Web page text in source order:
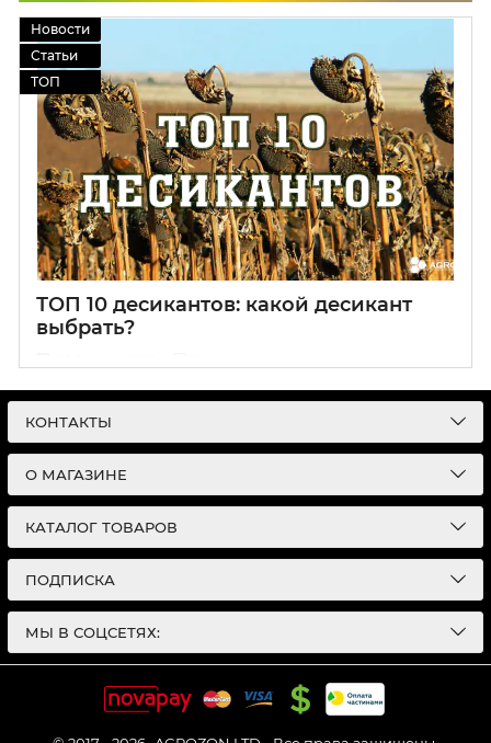
Новости
Статьи
ТОП
ТОП 10 десикантов: какой десикант
выбрать?
КОНТАКТЫ
О МАГАЗИНЕ
КАТАЛОГ ТОВАРОВ
ПОДПИСКА
МЫ В СОЦСЕТЯХ: